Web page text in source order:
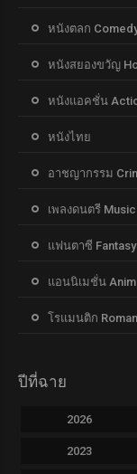
หนังตลก
หนังสยองขวัญ
หนังแอคชั่น
หนังไทย
อาชญากรรม
เพลงดนตรี
แฟนตาซี Fantasy
แอนนิเมชั่น
โรแมนติก
ปีที่ฉาย
2026
2023